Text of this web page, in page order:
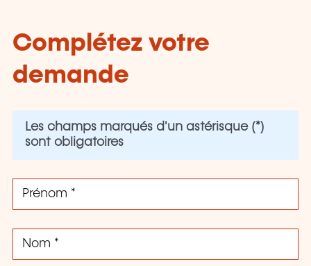
Complétez votre
demande
Les champs marqués d'un astérisque (*)
sont obligatoires